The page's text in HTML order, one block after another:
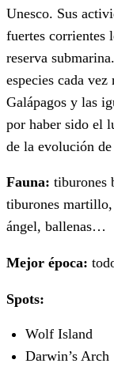
Unesco. Sus
fuertes corrientes
reserva
especies cada
Galápagos y las
por haber sido el
de la evolución
Fauna: tiburones
tiburones martillo,
ángel, ballenas…
Mejor época:
Spots:
Wolf Island
Darwin’s Arch